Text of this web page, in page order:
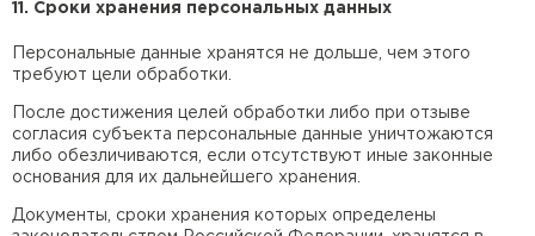
11. Сроки хранения персональных данных
Персональные данные хранятся не дольше, чем этого
требуют цели обработки.
После достижения целей обработки либо при отзыве
согласия субъекта персональные данные уничтожаются
либо обезличиваются, если отсутствуют иные законные
основания для их дальнейшего хранения.
Документы, сроки хранения которых определены